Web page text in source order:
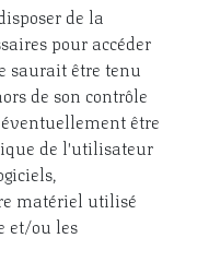
de la
pour accéder
saurait être tenu
de son contrôle
être
de l'utilisateur
matériel utilisé
et/ou les